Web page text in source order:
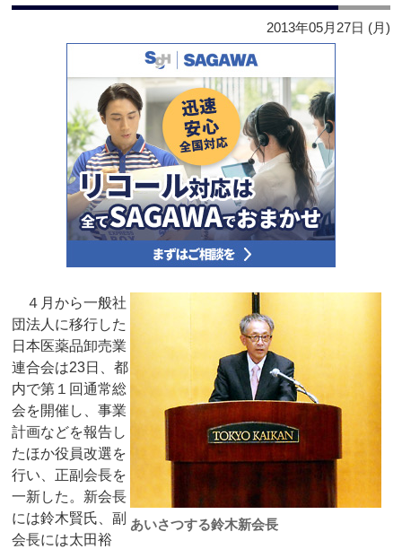
2013年05月27日 (月)
あいさつする鈴木新会長
４月から一般社
団法人に移行した
日本医薬品卸売業
連合会は23日、都
内で第１回通常総
会を開催し、事業
計画などを報告し
たほか役員改選を
行い、正副会長を
一新した。新会長
には鈴木賢氏、副
会長には太田裕